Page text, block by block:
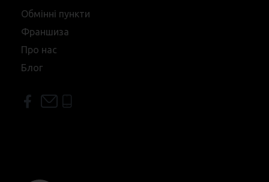
Обмінні пункти
Франшиза
Про нас
Блог